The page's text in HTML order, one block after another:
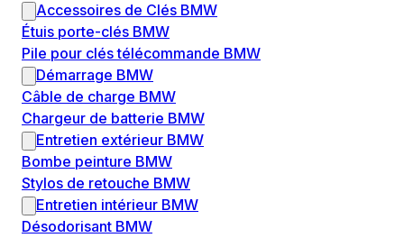
Accessoires de Clés BMW
Étuis porte-clés BMW
Pile pour clés télécommande BMW
Démarrage BMW
Câble de charge BMW
Chargeur de batterie BMW
Entretien extérieur BMW
Bombe peinture BMW
Stylos de retouche BMW
Entretien intérieur BMW
Désodorisant BMW